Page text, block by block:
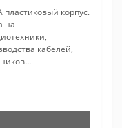
корпус.
на
кабелей,